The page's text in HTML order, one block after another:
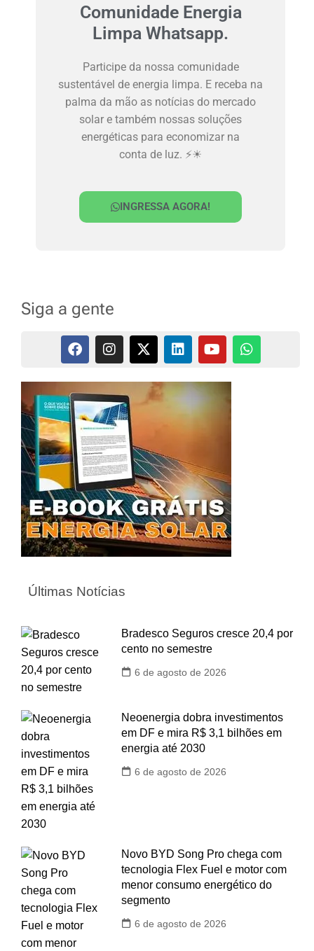
Comunidade Energia
Limpa Whatsapp.
Participe da nossa comunidade
sustentável de energia limpa. E receba na
palma da mão as notícias do mercado
solar e também nossas soluções
energéticas para economizar na
conta de luz. ⚡☀
INGRESSA AGORA!
Siga a gente
Últimas Notícias
Bradesco Seguros cresce 20,4 por
cento no semestre
6 de agosto de 2026
Neoenergia dobra investimentos
em DF e mira R$ 3,1 bilhões em
energia até 2030
6 de agosto de 2026
Novo BYD Song Pro chega com
tecnologia Flex Fuel e motor com
menor consumo energético do
segmento
6 de agosto de 2026